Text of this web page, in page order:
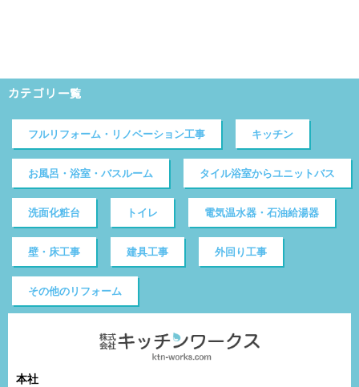
カテゴリ一覧
フルリフォーム・リノベーション工事 キッチン
お風呂・浴室・バスルーム タイル浴室からユニットバス
洗面化粧台 トイレ 電気温水器・石油給湯器
壁・床工事 建具工事 外回り工事
その他のリフォーム
本社